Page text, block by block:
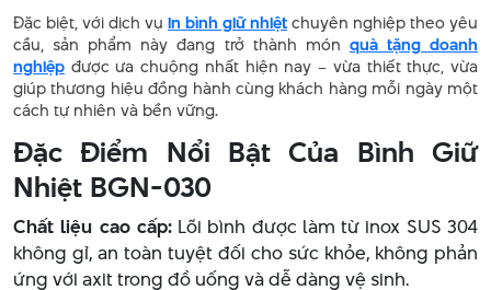
Đặc biệt, với dịch vụ in bình giữ nhiệtchuyên nghiệp theo yêu
cầu, sản phẩm này đang trở thành món quà tặng doanh
nghiệp được ưa chuộng nhất hiện nay – vừa thiết thực, vừa
giúp thương hiệu đồng hành cùng khách hàng mỗi ngày một
cách tự nhiên và bền vững.
Đặc Điểm Nổi Bật Của Bình Giữ
Nhiệt BGN-030
Chất liệu cao cấp:Lõi bình được làm từ inox SUS 304
không gỉ, an toàn tuyệt đối cho sức khỏe, không phản
ứng với axit trong đồ uống và dễ dàng vệ sinh.